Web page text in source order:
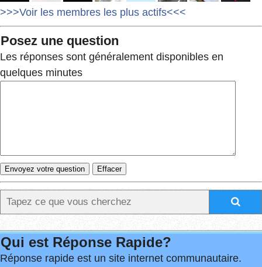
>>>Voir les membres les plus actifs<<<
Posez une question
Les réponses sont généralement disponibles en
quelques minutes
Qui est Réponse Rapide?
Réponse rapide est un site internet communautaire.